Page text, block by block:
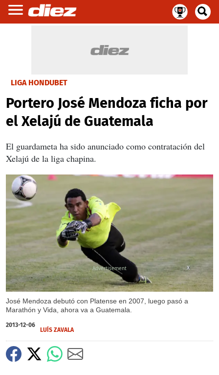
LIGA HONDUBET
Portero José Mendoza ficha por
el Xelajú de Guatemala
El guardameta ha sido anunciado como contratación del
Xelajú de la liga chapina.
José Mendoza debutó con Platense en 2007, luego pasó a
Marathón y Vida, ahora va a Guatemala.
X
2013-12-06
LUÍS ZAVALA